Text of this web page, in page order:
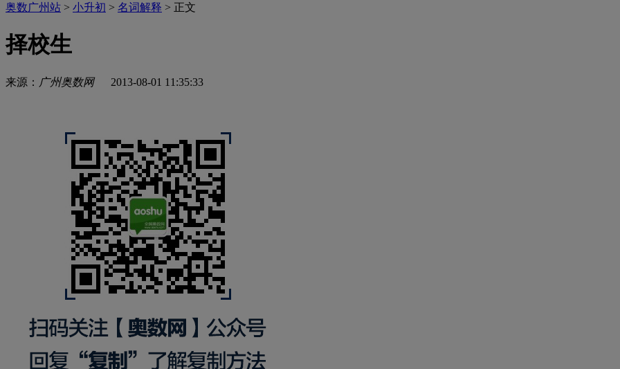
奥数广州站 > 小升初 > 名词解释 > 正文
择校生
来源： 广州奥数网2013-08-01 11:35:33